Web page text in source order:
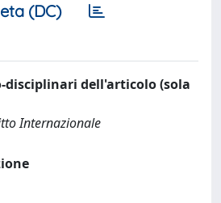
(DC)
disciplinari dell'articolo (sola
Internazionale